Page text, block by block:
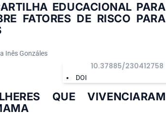
EDUCACIONAL PARA
FATORES DE RISCO PARA
Inês Gonzáles
DOI
10.37885/230412758
QUE VIVENCIARAM